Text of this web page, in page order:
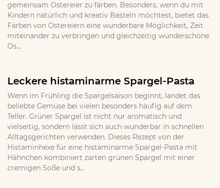
gemeinsam Ostereier zu färben. Besonders, wenn du mit
Kindern natürlich und kreativ Basteln möchtest, bietet das
Färben von Ostereiern eine wunderbare Möglichkeit, Zeit
miteinander zu verbringen und gleichzeitig wunderschöne
Os...
Leckere histaminarme Spargel-Pasta
Wenn im Frühling die Spargelsaison beginnt, landet das
beliebte Gemüse bei vielen besonders häufig auf dem
Teller. Grüner Spargel ist nicht nur aromatisch und
vielseitig, sondern lässt sich auch wunderbar in schnellen
Alltagsgerichten verwenden. Dieses Rezept von der
Histaminhexe für eine histaminarme Spargel-Pasta mit
Hähnchen kombiniert zarten grünen Spargel mit einer
cremigen Soße und s...